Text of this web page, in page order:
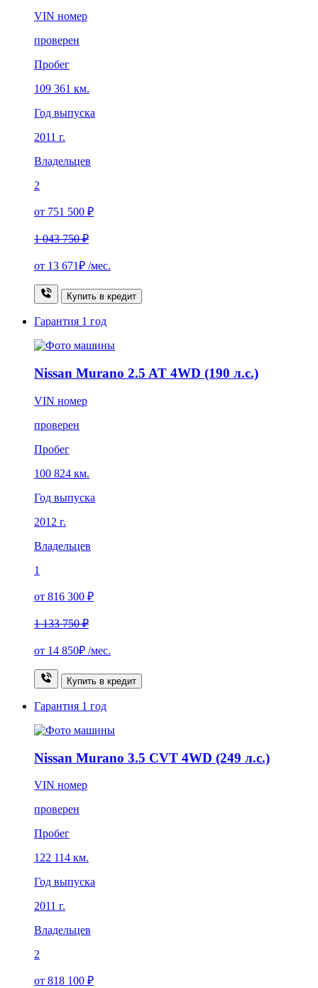
VIN номер
проверен
Пробег
109 361 км.
Год выпуска
2011 г.
Владельцев
2
от 751 500 ₽
1 043 750 ₽
от 13 671₽ /мес.
Купить в кредит
Гарантия 1 год
Nissan Murano 2.5 AT 4WD (190 л.с.)
VIN номер
проверен
Пробег
100 824 км.
Год выпуска
2012 г.
Владельцев
1
от 816 300 ₽
1 133 750 ₽
от 14 850₽ /мес.
Купить в кредит
Гарантия 1 год
Nissan Murano 3.5 CVT 4WD (249 л.с.)
VIN номер
проверен
Пробег
122 114 км.
Год выпуска
2011 г.
Владельцев
2
от 818 100 ₽